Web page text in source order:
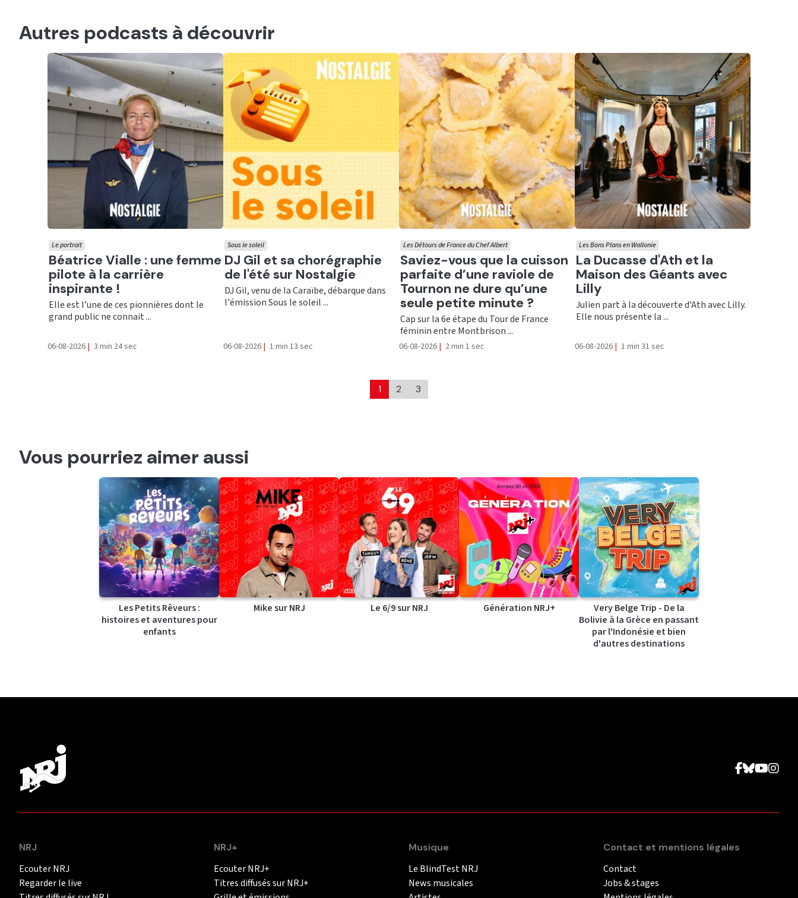
Autres podcasts à découvrir
Ecouter
Béatrice Vialle : une femme
pilote à la carrière
inspirante !
Le portrait
Elle est l’une de ces pionnières dont le
grand public ne connait ...
06-08-2026 | 3 min 24 sec
Ecouter
DJ Gil et sa chorégraphie
de l'été sur Nostalgie
Sous le soleil
DJ Gil, venu de la Caraïbe, débarque dans
l'émission Sous le soleil ...
06-08-2026 | 1 min 13 sec
Ecouter
Saviez-vous que la cuisson
parfaite d’une raviole de
Tournon ne dure qu’une
seule petite minute ?
Les Détours de France du Chef Albert
Cap sur la 6e étape du Tour de France
féminin entre Montbrison ...
06-08-2026 | 2 min 1 sec
Ecouter
La Ducasse d'Ath et la
Maison des Géants avec
Lilly
Les Bons Plans en Wallonie
Julien part à la découverte d'Ath avec Lilly.
Elle nous présente la ...
06-08-2026 | 1 min 31 sec
1 2 3
Vous pourriez aimer aussi
Les Petits Rêveurs :
histoires et aventures pour
enfants
Mike sur NRJ Le 6/9 sur NRJ Génération NRJ+
Very Belge Trip - De la
Bolivie à la Grèce en passant
par l'Indonésie et bien
d'autres destinations
NRJ
Ecouter NRJ
Regarder le live
NRJ+
Ecouter NRJ+
Titres diffusés sur NRJ+
Musique
Le BlindTest NRJ
News musicales
Contact et mentions légales
Contact
Jobs & stages